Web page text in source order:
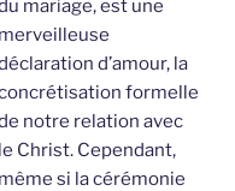
mariage, est une
merveilleuse
d’amour, la
formelle
notre relation avec
le Christ. Cependant,
même si la cérémonie